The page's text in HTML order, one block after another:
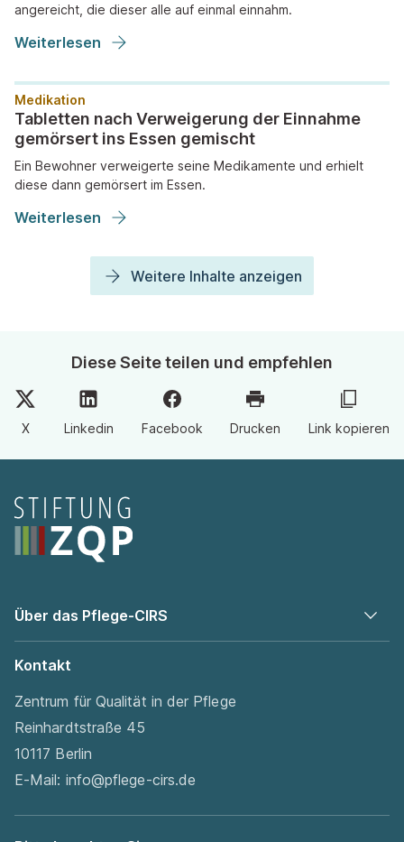
angereicht, die dieser alle auf einmal einnahm.
Weiterlesen
Medikation
Tabletten nach Verweigerung der Einnahme
gemörsert ins Essen gemischt
Ein Bewohner verweigerte seine Medikamente und erhielt
diese dann gemörsert im Essen.
Weiterlesen
Weitere Inhalte anzeigen
Diese Seite teilen und empfehlen
X Linkedin Facebook Drucken Link kopieren
Seitenfooter
Über das Pflege-CIRS
Kontakt
Zentrum für Qualität in der Pflege
Reinhardtstraße 45
10117 Berlin
E-Mail: info@pflege-cirs.de